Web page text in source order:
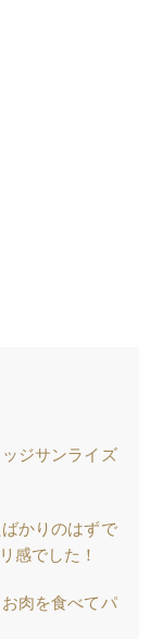
ジサンライズ
かりのはずで
感でした！
肉を食べてパ